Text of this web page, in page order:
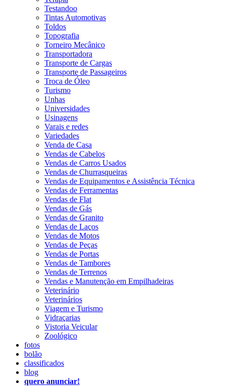
Testandoo
Tintas Automotivas
Toldos
Topografia
Torneiro Mecânico
Transportadora
Transporte de Cargas
Transporte de Passageiros
Troca de Óleo
Turismo
Unhas
Universidades
Usinagens
Varais e redes
Variedades
Venda de Casa
Vendas de Cabelos
Vendas de Carros Usados
Vendas de Churrasqueiras
Vendas de Equipamentos e Assistência Técnica
Vendas de Ferramentas
Vendas de Flat
Vendas de Gás
Vendas de Granito
Vendas de Laços
Vendas de Motos
Vendas de Peças
Vendas de Portas
Vendas de Tambores
Vendas de Terrenos
Vendas e Manutenção em Empilhadeiras
Veterinário
Veterinários
Viagem e Turismo
Vidraçarias
Vistoria Veicular
Zoológico
fotos
bolão
classificados
blog
quero anunciar!